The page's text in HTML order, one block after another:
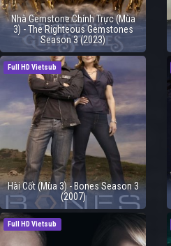
Nhà Gemstone Chính Trực (Mùa
3) - The Righteous Gemstones
Season 3 (2023)
Full HD Vietsub
Hài Cốt (Mùa 3) - Bones Season 3
(2007)
Full HD Vietsub